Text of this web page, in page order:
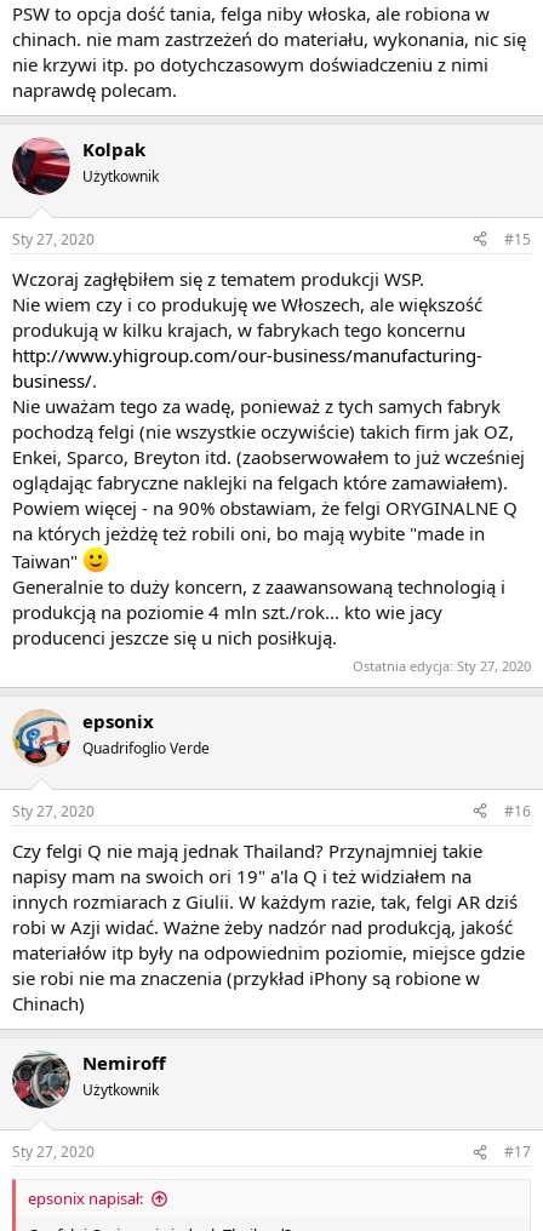
PSW to opcja dość tania, felga niby włoska, ale robiona w
chinach. nie mam zastrzeżeń do materiału, wykonania, nic się
nie krzywi itp. po dotychczasowym doświadczeniu z nimi
naprawdę polecam.
Kolpak
Użytkownik
Sty 27, 2020 #15
Wczoraj zagłębiłem się z tematem produkcji WSP.
Nie wiem czy i co produkuję we Włoszech, ale większość
produkują w kilku krajach, w fabrykach tego koncernu
http://www.yhigroup.com/our-business/manufacturing-
business/.
Nie uważam tego za wadę, ponieważ z tych samych fabryk
pochodzą felgi (nie wszystkie oczywiście) takich firm jak OZ,
Enkei, Sparco, Breyton itd. (zaobserwowałem to już wcześniej
oglądając fabryczne naklejki na felgach które zamawiałem).
Powiem więcej - na 90% obstawiam, że felgi ORYGINALNE Q
na których jeżdżę też robili oni, bo mają wybite "made in
Taiwan"
Generalnie to duży koncern, z zaawansowaną technologią i
produkcją na poziomie 4 mln szt./rok... kto wie jacy
producenci jeszcze się u nich posiłkują.
Ostatnia edycja: Sty 27, 2020
epsonix
Quadrifoglio Verde
Sty 27, 2020 #16
Czy felgi Q nie mają jednak Thailand? Przynajmniej takie
napisy mam na swoich ori 19" a'la Q i też widziałem na
innych rozmiarach z Giulii. W każdym razie, tak, felgi AR dziś
robi w Azji widać. Ważne żeby nadzór nad produkcją, jakość
materiałów itp były na odpowiednim poziomie, miejsce gdzie
sie robi nie ma znaczenia (przykład iPhony są robione w
Chinach)
Nemiroff
Użytkownik
Sty 27, 2020 #17
epsonix napisał: